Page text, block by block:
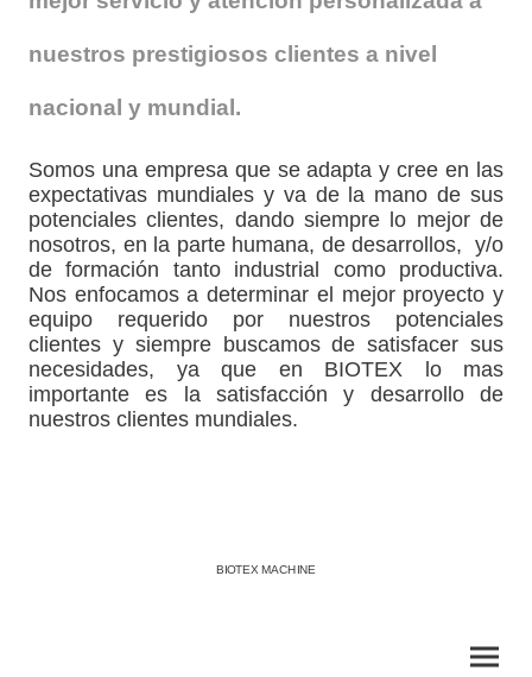
nuestros prestigiosos clientes a nivel
nacional y mundial.
Somos una empresa que se adapta y cree en las
expectativas mundiales y va de la mano de sus
potenciales clientes, dando siempre lo mejor de
nosotros, en la parte humana, de desarrollos, y/o
de formación tanto industrial como productiva.
Nos enfocamos a determinar el mejor proyecto y
equipo requerido por nuestros potenciales
clientes y siempre buscamos de satisfacer sus
necesidades, ya que en BIOTEX lo mas
importante es la satisfacción y desarrollo de
nuestros clientes mundiales.
BIOTEX MACHINE